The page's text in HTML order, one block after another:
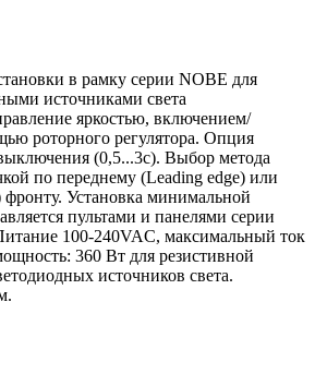
в рамку серии NOBE для
источниками света
яркостью, включением/
роторного регулятора. Опция
(0,5...3с). Выбор метода
по переднему (Leading edge) или
фронту. Установка минимальной
пультами и панелями серии
100-240VAC, максимальный ток
360 Вт для резистивной
источников света.